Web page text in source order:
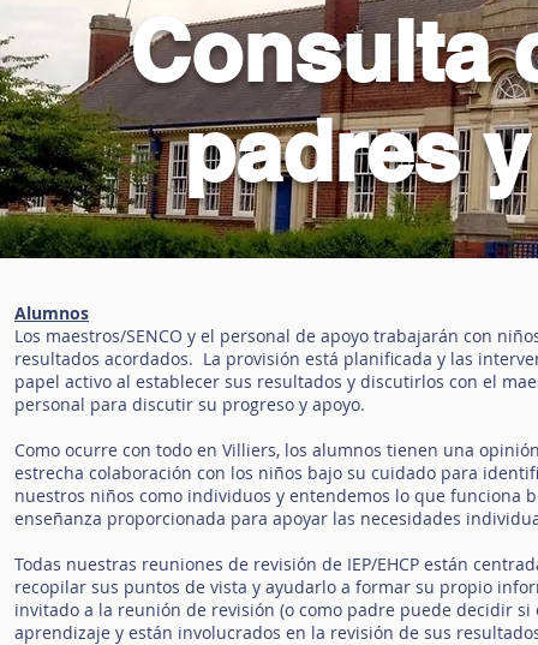
Consulta
padres
Alumnos
Los maestros/SENCO y el personal de apoyo trabajarán con
resultados acordados. La provisión está planificada y las
papel activo al establecer sus resultados y discutirlos con el
personal para discutir su progreso y apoyo.
Como ocurre con todo en Villiers, los alumnos tienen una
estrecha colaboración con los niños bajo su cuidado para
nuestros niños como individuos y entendemos lo que funciona
enseñanza proporcionada para apoyar las necesidades
Todas nuestras reuniones de revisión de IEP/EHCP están
recopilar sus puntos de vista y ayudarlo a formar su propio
invitado a la reunión de revisión (o como padre puede decidir
aprendizaje y están involucrados en la revisión de sus